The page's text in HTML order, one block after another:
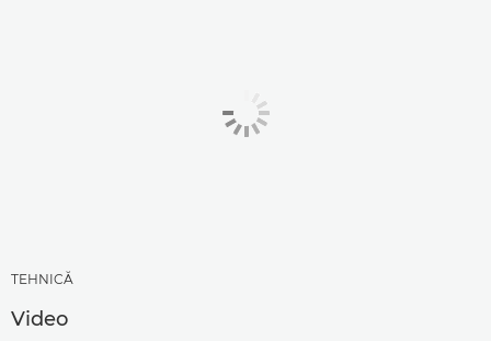
TEHNICĂ
Video